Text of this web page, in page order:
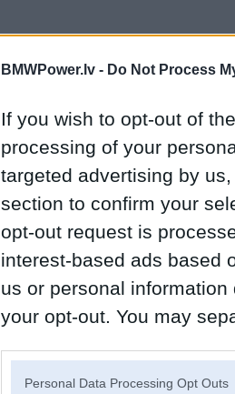
BMWPower.lv - Do Not Process
If you wish to opt-out of
processing of your
targeted advertising by
section to confirm your
opt-out request is
interest-based ads based
us or personal
your opt-out. You may
Personal Data Processing Opt Outs